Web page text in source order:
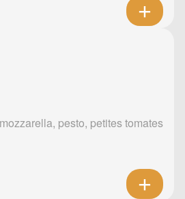
pesto, petites tomates